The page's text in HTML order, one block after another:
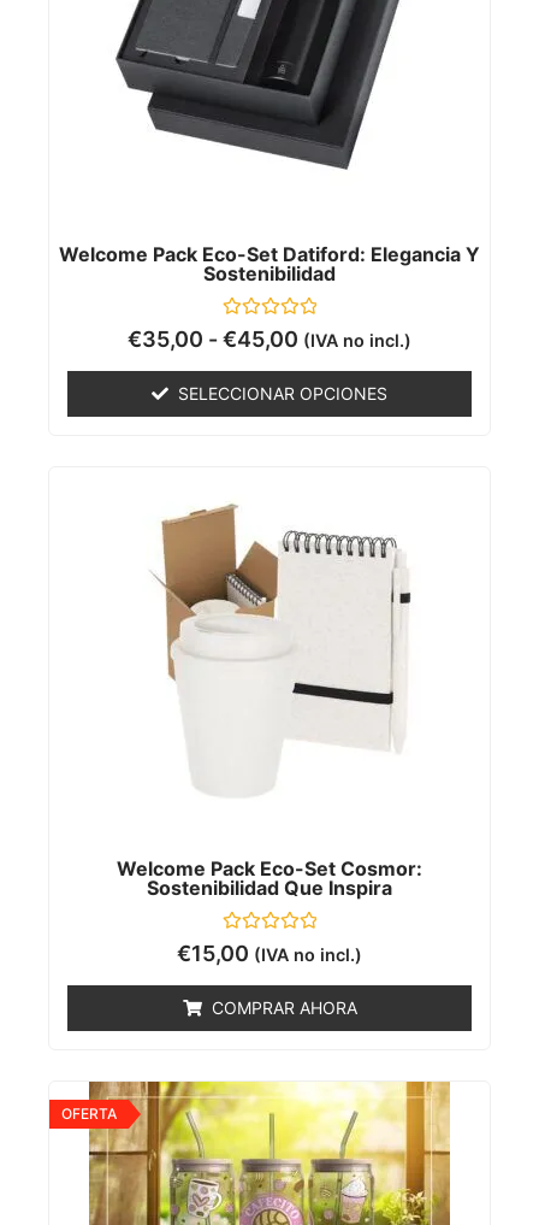
Welcome Pack Eco-Set Datiford: Elegancia Y
Sostenibilidad
Valorado
con
5
€35,00 -€45,00 (IVA no incl.)
SELECCIONAR OPCIONES
Welcome Pack Eco-Set Cosmor:
Sostenibilidad Que Inspira
Valorado
con
5
€15,00 (IVA no incl.)
COMPRAR AHORA
OFERTA